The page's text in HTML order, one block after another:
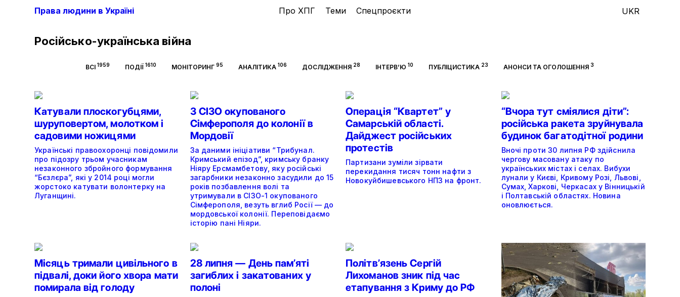
Права людини в Україні Про ХПГ Теми Спецпроєкти UKR
Російсько-українська війна
ВСІ1959 ПОДІЇ1610 МОНІТОРИНГ95 АНАЛІТИКА 106 ДОСЛІДЖЕННЯ28 ІНТЕРВ’Ю 10 ПУБЛІЦИСТИКА 23 АНОНСИ ТА ОГОЛОШЕННЯ3
Катували плоскогубцями,
шуруповертом, молотком і
садовими ножицями
Українські правоохоронці повідомили
про підозру трьом учасникам
незаконного збройного формування
“Бєзлєра”, які у 2014 році могли
жорстоко катувати волонтерку на
Луганщині.
З СІЗО окупованого
Сімферополя до колонії в
Мордовії
За даними ініціативи “Трибунал.
Кримський епізод”, кримську бранку
Ніяру Ерсмамбетову, яку російські
загарбники незаконно засудили до 15
років позбавлення волі та
утримували в СІЗО-1 окупованого
Сімферополя, везуть вглиб Росії — до
мордовської колонії. Переповідаємо
історію пані Ніяри.
Операція “Квартет” у
Самарській області.
Дайджест російських
протестів
Партизани зуміли зірвати
перекидання тисяч тонн нафти з
Новокуйбишевського НПЗ на фронт.
“Вчора тут сміялися діти”:
російська ракета зруйнувала
будинок багатодітної родини
Вночі проти 30 липня РФ здійснила
чергову масовану атаку по
українських містах і селах. Вибухи
лунали у Києві, Кривому Розі, Львові,
Сумах, Харкові, Черкасах у Вінницькій
і Полтавській областях. Новина
оновлюється.
Місяць тримали цивільного в
підвалі, доки його хвора мати
помирала від голоду
28 липня — День пам’яті
загиблих і закатованих у
полоні
Політвʼязень Сергій
Лихоманов зник під час
етапування з Криму до РФ